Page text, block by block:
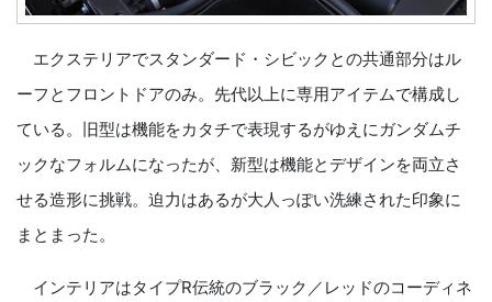
エクステリアでスタンダード・シビックとの共通部分はル
ーフとフロントドアのみ。先代以上に専用アイテムで構成し
ている。旧型は機能をカタチで表現するがゆえにガンダムチ
ックなフォルムになったが、新型は機能とデザインを両立さ
せる造形に挑戦。迫力はあるが大人っぽい洗練された印象に
まとまった。
インテリアはタイプR伝統のブラック／レッドのコーディネ